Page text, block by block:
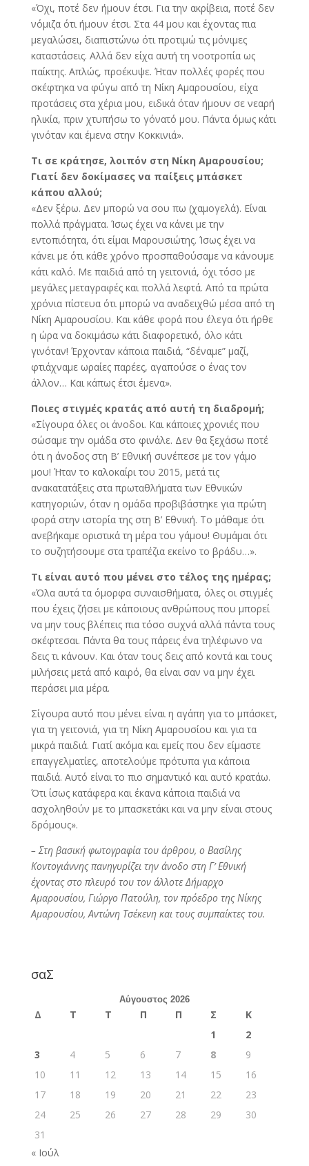
«Όχι, ποτέ δεν ήμουν έτσι. Για την ακρίβεια, ποτέ δεν
νόμιζα ότι ήμουν έτσι. Στα 44 μου και έχοντας πια
μεγαλώσει, διαπιστώνω ότι προτιμώ τις μόνιμες
καταστάσεις. Αλλά δεν είχα αυτή τη νοοτροπία ως
παίκτης. Απλώς, προέκυψε. Ήταν πολλές φορές που
σκέφτηκα να φύγω από τη Νίκη Αμαρουσίου, είχα
προτάσεις στα χέρια μου, ειδικά όταν ήμουν σε νεαρή
ηλικία, πριν χτυπήσω το γόνατό μου. Πάντα όμως κάτι
γινόταν και έμενα στην Κοκκινιά».
Τι σε κράτησε, λοιπόν στη Νίκη Αμαρουσίου;
Γιατί δεν δοκίμασες να παίξεις μπάσκετ
κάπου αλλού;
«Δεν ξέρω. Δεν μπορώ να σου πω (χαμογελά). Είναι
πολλά πράγματα. Ίσως έχει να κάνει με την
εντοπιότητα, ότι είμαι Μαρουσιώτης. Ίσως έχει να
κάνει με ότι κάθε χρόνο προσπαθούσαμε να κάνουμε
κάτι καλό. Με παιδιά από τη γειτονιά, όχι τόσο με
μεγάλες μεταγραφές και πολλά λεφτά. Από τα πρώτα
χρόνια πίστευα ότι μπορώ να αναδειχθώ μέσα από τη
Νίκη Αμαρουσίου. Και κάθε φορά που έλεγα ότι ήρθε
η ώρα να δοκιμάσω κάτι διαφορετικό, όλο κάτι
γινόταν! Έρχονταν κάποια παιδιά, “δέναμε” μαζί,
φτιάχναμε ωραίες παρέες, αγαπούσε ο ένας τον
άλλον… Και κάπως έτσι έμενα».
Ποιες στιγμές κρατάς από αυτή τη διαδρομή;
«Σίγουρα όλες οι άνοδοι. Και κάποιες χρονιές που
σώσαμε την ομάδα στο φινάλε. Δεν θα ξεχάσω ποτέ
ότι η άνοδος στη Β’ Εθνική συνέπεσε με τον γάμο
μου! Ήταν το καλοκαίρι του 2015, μετά τις
ανακατατάξεις στα πρωταθλήματα των Εθνικών
κατηγοριών, όταν η ομάδα προβιβάστηκε για πρώτη
φορά στην ιστορία της στη Β’ Εθνική. Το μάθαμε ότι
ανεβήκαμε οριστικά τη μέρα του γάμου! Θυμάμαι ότι
το συζητήσουμε στα τραπέζια εκείνο το βράδυ…».
Τι είναι αυτό που μένει στο τέλος της ημέρας;
«Όλα αυτά τα όμορφα συναισθήματα, όλες οι στιγμές
που έχεις ζήσει με κάποιους ανθρώπους που μπορεί
να μην τους βλέπεις πια τόσο συχνά αλλά πάντα τους
σκέφτεσαι. Πάντα θα τους πάρεις ένα τηλέφωνο να
δεις τι κάνουν. Και όταν τους δεις από κοντά και τους
μιλήσεις μετά από καιρό, θα είναι σαν να μην έχει
περάσει μια μέρα.
Σίγουρα αυτό που μένει είναι η αγάπη για το μπάσκετ,
για τη γειτονιά, για τη Νίκη Αμαρουσίου και για τα
μικρά παιδιά. Γιατί ακόμα και εμείς που δεν είμαστε
επαγγελματίες, αποτελούμε πρότυπα για κάποια
παιδιά. Αυτό είναι το πιο σημαντικό και αυτό κρατάω.
Ότι ίσως κατάφερα και έκανα κάποια παιδιά να
ασχοληθούν με το μπασκετάκι και να μην είναι στους
δρόμους».
– Στη βασική φωτογραφία του άρθρου, ο Βασίλης
Κοντογιάννης πανηγυρίζει την άνοδο στη Γ’ Εθνική
έχοντας στο πλευρό του τον άλλοτε Δήμαρχο
Αμαρουσίου, Γιώργο Πατούλη, τον πρόεδρο της Νίκης
Αμαρουσίου, Αντώνη Τσέκενη και τους συμπαίκτες του.
σαΣ
Αύγουστος 2026
Δ Τ Τ Π Π Σ
Κ
1
2
3
4 5 6 7 8
9
10
11 12 13 14 15
16
17
18 19 20 21 22
23
24
25 26 27 28 29
30
31
« Ιούλ